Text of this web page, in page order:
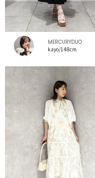
MERCURYDUO
kayo/148cm